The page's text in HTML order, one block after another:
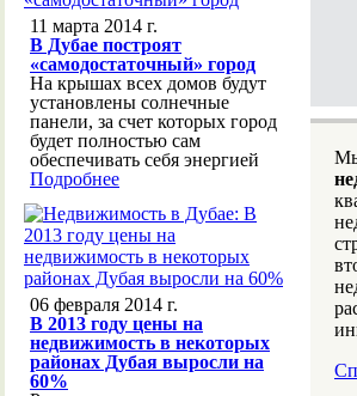
11 марта 2014 г.
В Дубае построят
«самодостаточный» город
На крышах всех домов будут
установлены солнечные
панели, за счет которых город
будет полностью сам
обеспечивать себя энергией
Подробнее
06 февраля 2014 г.
В 2013 году цены на
недвижимость в некоторых
районах Дубая выросли на
60%